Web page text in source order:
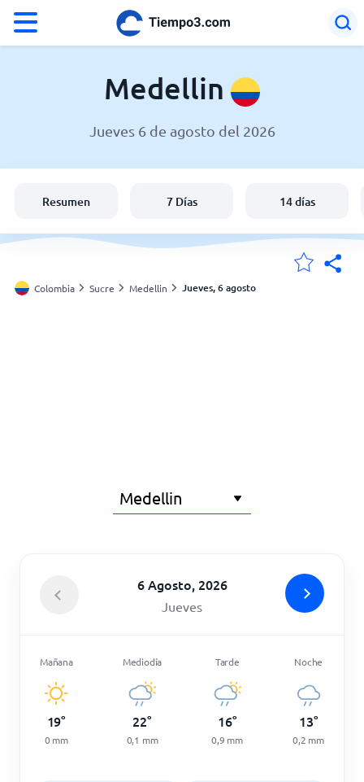
El clima en Medellin
España
Argentina
Medellin
Jueves 6 de agosto del 2026
Resumen 7 Días 14 días
Colombia Sucre Medellin Jueves, 6 agosto
6 Agosto, 2026
Jueves
Mañana
19°
0 mm
Mediodía
22°
0,1 mm
Tarde
16°
0,9 mm
Noche
13°
0,2 mm